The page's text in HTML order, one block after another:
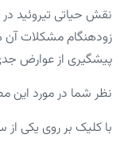
نقش حیاتی تیروئید
زودهنگام مشکلات آن
پیشگیری از عوارض
نظر شما در مورد
با کلیک بر روی یکی از ستاره ها از ۱